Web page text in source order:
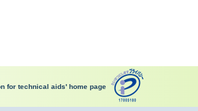
for technical aids' home page